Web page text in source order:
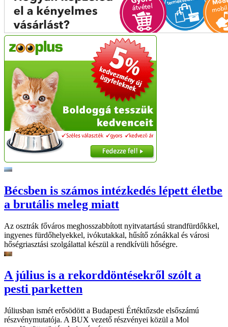
Bécsben is számos intézkedés lépett életbe
a brutális meleg miatt
Az osztrák főváros meghosszabbított nyitvatartású strandfürdőkkel,
ingyenes fürdőhelyekkel, ivókutakkal, hűsítő zónákkal és városi
hőségriasztási szolgálattal készül a rendkívüli hőségre.
A július is a rekorddöntésekről szólt a
pesti parketten
Júliusban ismét erősödött a Budapesti Értéktőzsde elsőszámú
részvénymutatója. A BUX vezető részvényei közül a Mol